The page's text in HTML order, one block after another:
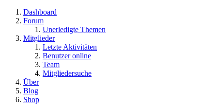
Dashboard
Forum
Unerledigte Themen
Mitglieder
Letzte Aktivitäten
Benutzer online
Team
Mitgliedersuche
Über
Blog
Shop